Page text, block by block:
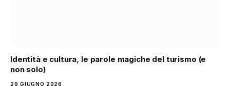
Identità e cultura, le parole magiche del turismo (e
non solo)
29 GIUGNO 2026